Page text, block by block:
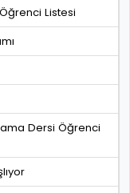
Listesi
Dersi Öğrenci